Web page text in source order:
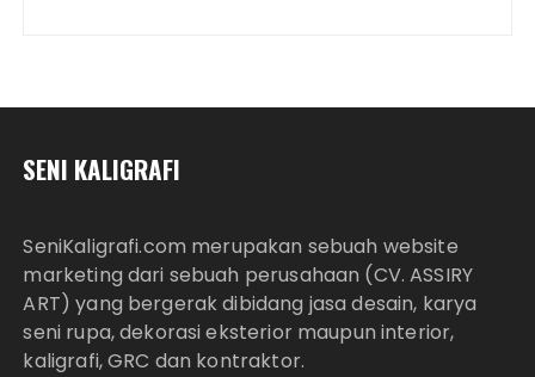
SENI KALIGRAFI
SeniKaligrafi.com merupakan sebuah website
marketing dari sebuah perusahaan (CV. ASSIRY
ART) yang bergerak dibidang jasa desain, karya
seni rupa, dekorasi eksterior maupun interior,
kaligrafi, GRC dan kontraktor.